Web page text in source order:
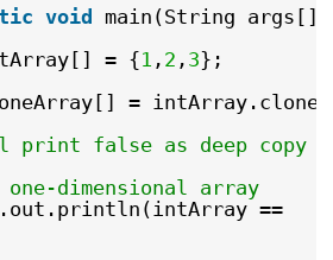
void
main(String args[])
= {1 , 2 , 3};
=
false as deep copy
dimensional array
==